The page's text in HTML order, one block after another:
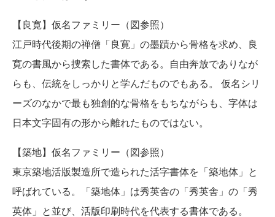
【良寛】仮名ファミリー（図参照）
江戸時代後期の禅僧「良寛」の墨蹟から骨格を求め、良
寛の書風から捜索した書体である。自由奔放でありなが
らも、伝統をしっかりと学んだものでもある。 仮名シリ
ーズのなかで最も独創的な骨格をもちながらも、字体は
日本文字固有の形から離れたものではない。
【築地】仮名ファミリー（図参照）
東京築地活版製造所で造られた活字書体を「築地体」と
呼ばれている。「築地体」は秀英舎の「秀英舎」の「秀
英体」と並び、活版印刷時代を代表する書体である。